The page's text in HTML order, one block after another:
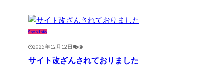
Shop Info
2025年12月12日
サイト改ざんされておりました